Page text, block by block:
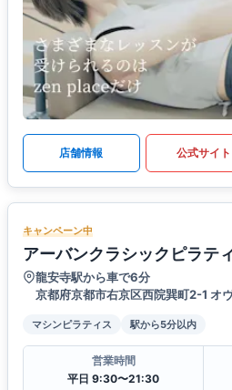
店舗情報 公式サイト
キャンペーン中
アーバンクラシックピラテ
龍安寺駅から車で6分
京都府京都市右京区西院巽町2-1 オ
マシンピラティス 駅から5分以内
営業時間
平日 9:30〜21:30